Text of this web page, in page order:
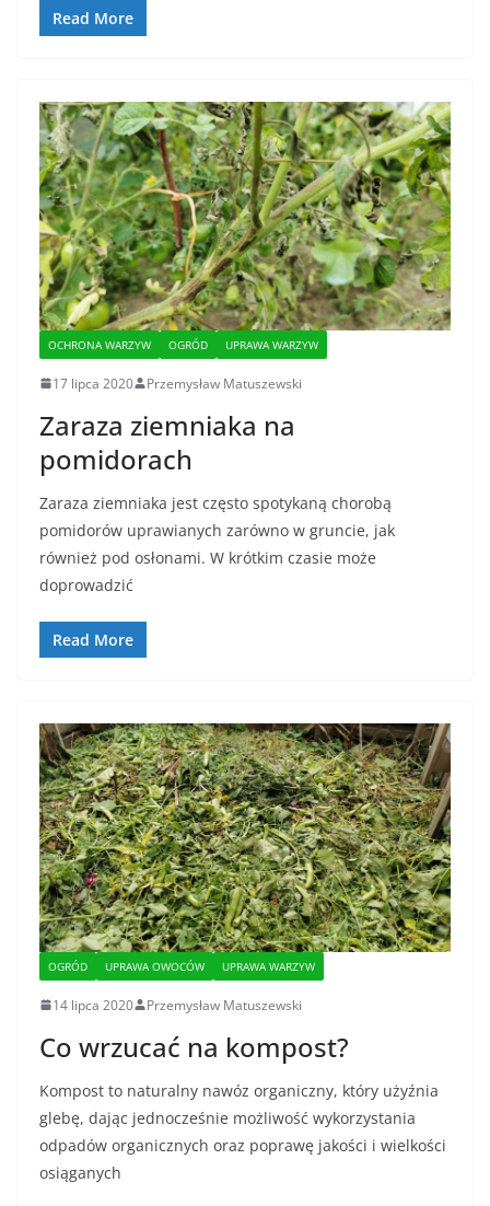
Read More
OCHRONA WARZYW OGRÓD UPRAWA WARZYW
17 lipca 2020 Przemysław Matuszewski
Zaraza ziemniaka na
pomidorach
Zaraza ziemniaka jest często spotykaną chorobą
pomidorów uprawianych zarówno w gruncie, jak
również pod osłonami. W krótkim czasie może
doprowadzić
Read More
OGRÓD UPRAWA OWOCÓW UPRAWA WARZYW
14 lipca 2020 Przemysław Matuszewski
Co wrzucać na kompost?
Kompost to naturalny nawóz organiczny, który użyźnia
glebę, dając jednocześnie możliwość wykorzystania
odpadów organicznych oraz poprawę jakości i wielkości
osiąganych